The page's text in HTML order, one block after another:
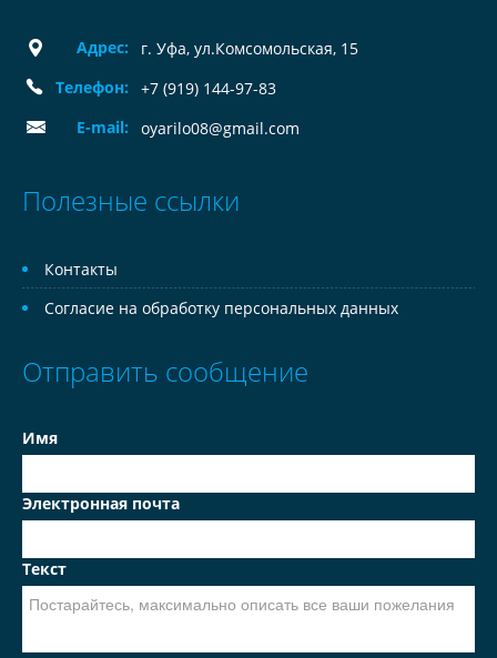
Адрес:
г. Уфа, ул.Комсомольская, 15
Телефон:
+7 (919) 144-97-83
E-mail:
oyarilo08@gmail.com
Полезные ссылки
Контакты
Согласие на обработку персональных данных
Отправить сообщение
Имя
Электронная почта
Текст